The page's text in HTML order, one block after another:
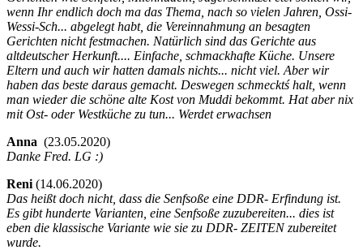
wenn Ihr endlich doch ma das Thema, nach so vielen Jahren, Ossi-
Wessi-Sch... abgelegt habt, die Vereinnahmung an besagten
Gerichten nicht festmachen. Natürlich sind das Gerichte aus
altdeutscher Herkunft.... Einfache, schmackhafte Küche. Unsere
Eltern und auch wir hatten damals nichts... nicht viel. Aber wir
haben das beste daraus gemacht. Deswegen schmecktś halt, wenn
man wieder die schöne alte Kost von Muddi bekommt. Hat aber nix
mit Ost- oder Westküche zu tun... Werdet erwachsen
Anna (23.05.2020)
Danke Fred. LG :)
Reni (14.06.2020)
Das heißt doch nicht, dass die Senfsoße eine DDR- Erfindung ist.
Es gibt hunderte Varianten, eine Senfsoße zuzubereiten... dies ist
eben die klassische Variante wie sie zu DDR- ZEITEN zubereitet
wurde.